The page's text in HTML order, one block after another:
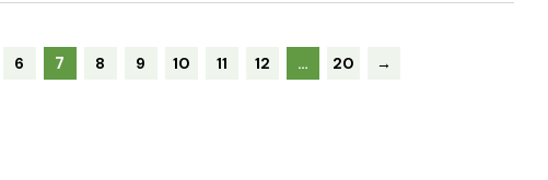
6 7 8 9 10 11 12 … 20 →